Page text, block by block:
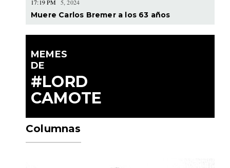
17:19 PM 5, 2024
Muere Carlos Bremer a los 63 años
MEMES
DE
#LORD
CAMOTE
Columnas